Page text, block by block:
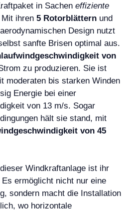
in Sachen effiziente
ihren 5 Rotorblättern und
Design nutzt
sanfte Brisen optimal aus.
von
zu produzieren. Sie ist
moderaten bis starken Winden
Energie bei einer
von 13 m/s. Sogar
hält sie stand, mit
von 45
Windkraftanlage ist ihr
Es ermöglicht nicht nur eine
sondern macht die Installation
wo horizontale